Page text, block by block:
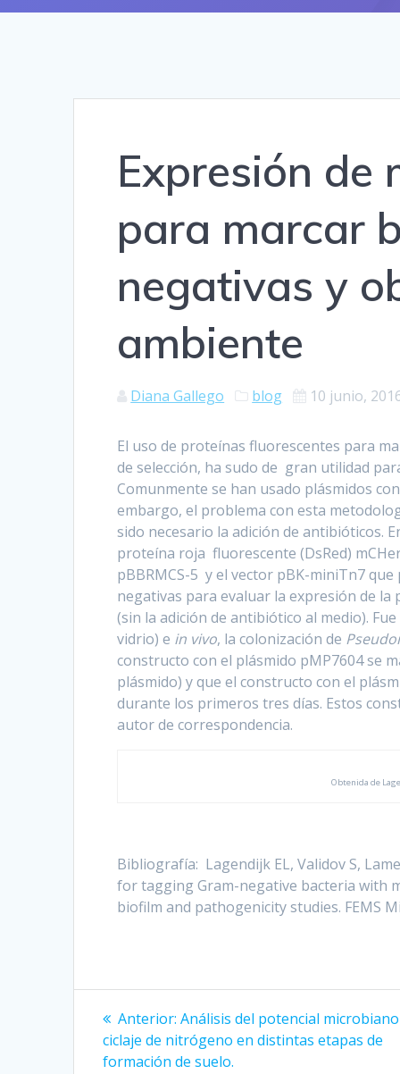
Expresión de
para marcar
negativas y
ambiente
Diana Gallego blog 10 junio,
El uso de proteínas fluorescentes para
de selección, ha sudo de gran utilidad
Comunmente se han usado plásmidos
embargo, el problema con esta
sido necesario la adición de antibióticos.
proteína roja fluorescente (DsRed)
pBBRMCS-5 y el vector pBK-miniTn7
negativas para evaluar la expresión de
(sin la adición de antibiótico al medio).
vidrio) e in vivo, la colonización de
constructo con el plásmido pMP7604 se
plásmido) y que el constructo con el
durante los primeros tres días. Estos
autor de correspondencia.
Obtenida de
Bibliografía: Lagendijk EL, Validov S,
for tagging Gram-negative bacteria with
biofilm and pathogenicity studies. FEMS
Navegación
de
Anterior: Entrada
anterior:
Análisis del potencial
ciclaje de nitrógeno en distintas etapas de
formación de suelo.